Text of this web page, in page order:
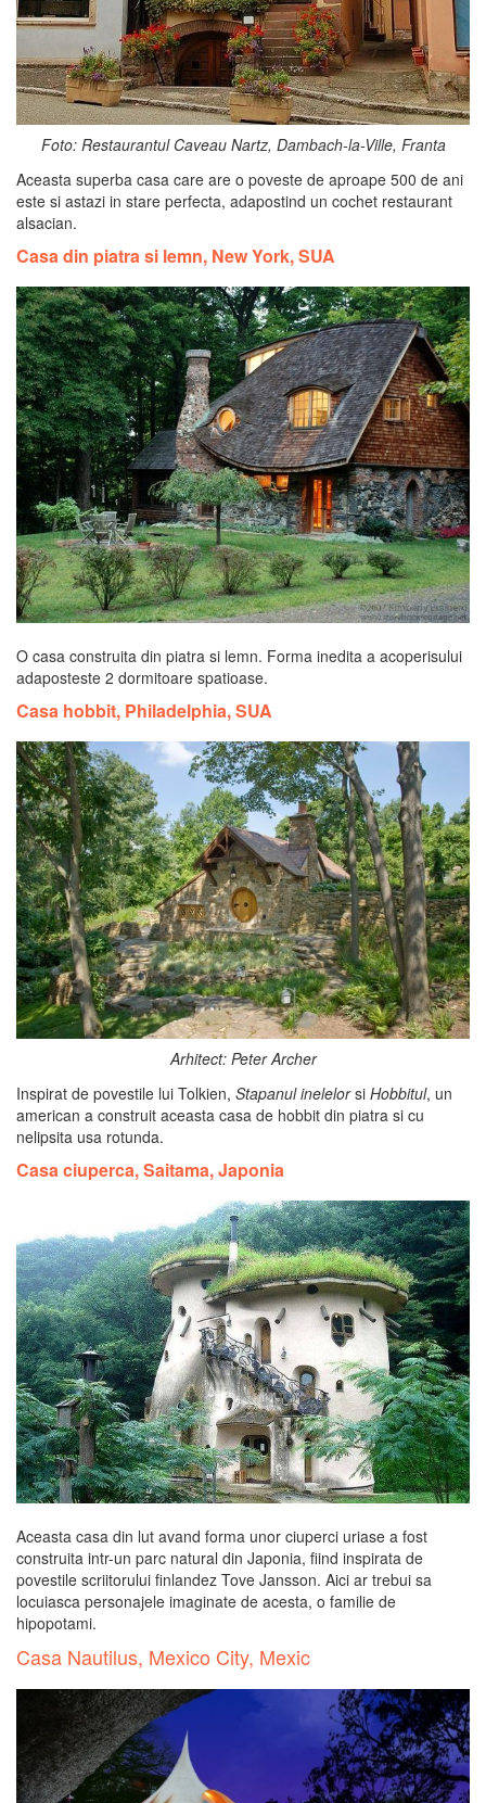
Foto: Restaurantul Caveau Nartz, Dambach-la-Ville, Franta
Aceasta superba casa care are o poveste de aproape 500 de ani
este si astazi in stare perfecta, adapostind un cochet restaurant
alsacian.
Casa din piatra si lemn, New York, SUA
O casa construita din piatra si lemn. Forma inedita a acoperisului
adaposteste 2 dormitoare spatioase.
Casa hobbit, Philadelphia, SUA
Arhitect: Peter Archer
Inspirat de povestile lui Tolkien, Stapanul inelelorsi Hobbitul, un
american a construit aceasta casa de hobbit din piatra si cu
nelipsita usa rotunda.
Casa ciuperca, Saitama, Japonia
Aceasta casa din lut avand forma unor ciuperci uriase a fost
construita intr-un parc natural din Japonia, fiind inspirata de
povestile scriitorului finlandez Tove Jansson. Aici ar trebui sa
locuiasca personajele imaginate de acesta, o familie de
hipopotami.
Casa Nautilus, Mexico City, Mexic